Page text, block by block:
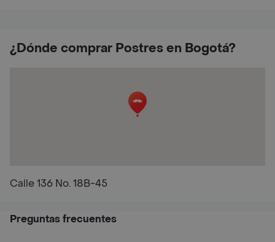
¿Dónde comprar Postres en Bogotá?
Calle 136 No. 18B-45
Preguntas frecuentes